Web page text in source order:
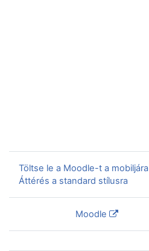
Töltse le a Moodle-t a mobiljára
Áttérés a standard stílusra
Moodle